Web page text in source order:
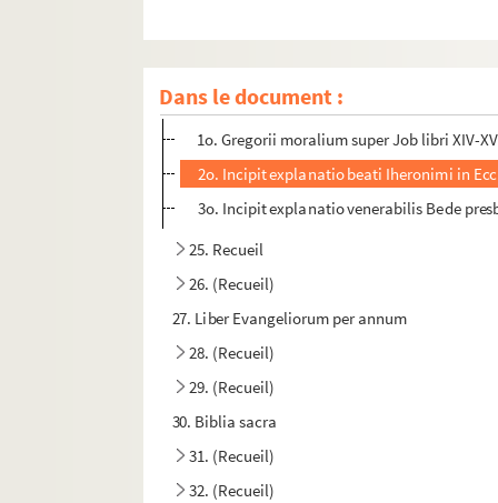
Dans le document :
23. (Recueil)
24. (Recueil)
1o. Gregorii moralium super Job libri XIV-
2o. Incipit explanatio beati Iheronimi in
3o. Incipit explanatio venerabilis Bede
25. Recueil
26. (Recueil)
27. Liber Evangeliorum per annum
28. (Recueil)
29. (Recueil)
30. Biblia sacra
31. (Recueil)
32. (Recueil)